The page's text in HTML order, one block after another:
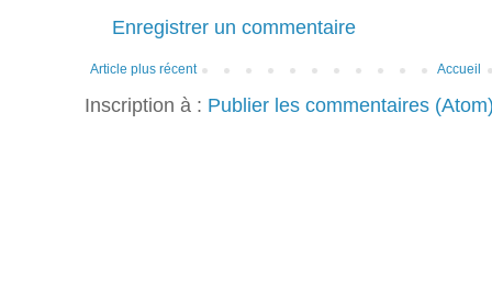
Enregistrer un commentaire
Article plus récent Accueil
Inscription à : Publier les commentaires